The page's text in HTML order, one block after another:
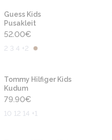
Guess Kids
Pusakleit
52.00€
2 3 4 +2
Tommy Hilfiger Kids
Kudum
79.90€
10 12 14 +1